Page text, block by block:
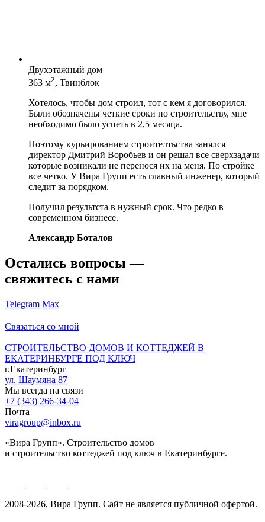
Двухэтажный дом
363 м2, Твинблок
Хотелось, чтобы дом строил, тот с кем я договорился.
Были обозначены четкие сроки по строительству, мне
необходимо было успеть в 2,5 месяца.
Поэтому курьированием строителтьства занялся
директор Дмитрий Воробьев и он решал все сверхзадачи
которые возникали не перенося их на меня. По стройке
все четко. У Вира Групп есть главный инженер, который
следит за порядком.
Получил результста в нужный срок. Что редко в
современном бизнесе.
Александр Боталов
Остались вопросы —
свяжитесь с нами
Telegram Max
Связаться со мной
СТРОИТЕЛЬСТВО ДОМОВ И КОТТЕДЖЕЙ В
ЕКАТЕРИНБУРГЕ ПОД КЛЮЧ
г.Екатеринбург
ул. Шаумяна 87
Мы всегда на связи
+7 (343) 266-34-04
Почта
viragroup@inbox.ru
«Вира Групп». Строительство домов
и строительство коттеджей под ключ в Екатеринбурге.
2008-2026, Вира Групп. Cайт не является публичной офертой.